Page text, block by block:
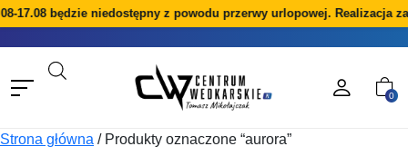
17.08 będzie niedostępny z powodu przerwy urlopowej. Realizacja
0
Strona główna /Produkty oznaczone “aurora”